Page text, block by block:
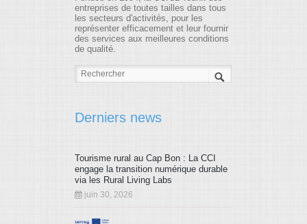
entreprises de toutes tailles dans tous
les secteurs d'activités, pour les
représenter efficacement et leur fournir
des services aux meilleures conditions
de qualité.
Derniers news
Tourisme rural au Cap Bon : La CCI
engage la transition numérique durable
via les Rural Living Labs
juin 30, 2026